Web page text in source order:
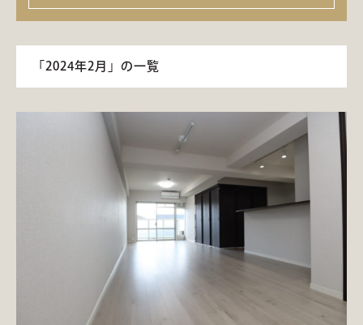
「2024年2月」の一覧